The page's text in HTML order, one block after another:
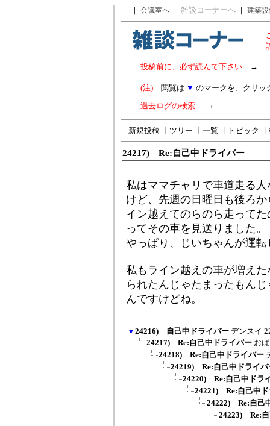
｜ 会議室へ ｜ 雑談コーナーへ ｜ 建築
投稿前に、必ず読んで下さい →
(注) 閲覧は ▼ のマークを、クリッ
過去ログの検索 →
新規投稿 ツリー 一覧 トピック
24217) Re:自己中ドライバー
私はママチャリで車道走る
けど、先週の日曜日も後ろ
イン越えてのらのら走って
ってその車を見送りました。
やっぱり、じいちゃんが運
私もライン越えの車が増え
られたんじゃたまったもん
んですけどね。
▼ 24216) 自己中ドライバー デンスイ
24217) Re:自己中ドライバー お
24218) Re:自己中ドライバー
24219) Re:自己中ドライバ
24220) Re:自己中ドラ
24221) Re:自己中ド
24222) Re:自己
24223) Re:自